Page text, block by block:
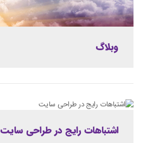
وبلاگ
اشتباهات رایج در طراحی سایت